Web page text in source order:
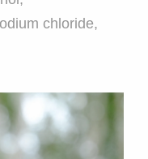
chloride,